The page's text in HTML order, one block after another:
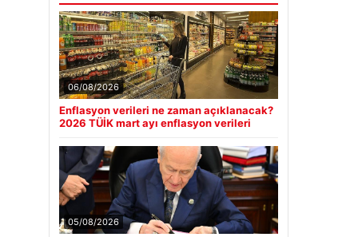
06/08/2026
Enflasyon verileri ne zaman açıklanacak?
2026 TÜİK mart ayı enflasyon verileri
05/08/2026